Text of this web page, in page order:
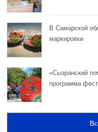
В Самарской
маркировки
«Сызранский
программа